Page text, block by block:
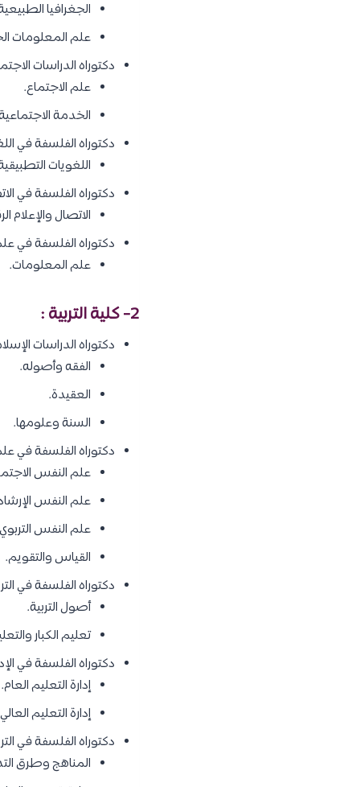
الجغرافيا
علم المعلومات
دكتوراه الدراسات
علم الاجتماع.
الخدمة
دكتوراه الفلسفة في
اللغويات
دكتوراه الفلسفة في
الاتصال والإعلام
دكتوراه الفلسفة في
علم المعلومات.
2- كلية التربية :
دكتوراه الدراسات
الفقه وأصوله.
العقيدة.
السنة وعلومها.
دكتوراه الفلسفة في
علم النفس
علم النفس
علم النفس
القياس والتقويم.
دكتوراه الفلسفة في
أصول التربية.
تعليم الكبار
دكتوراه الفلسفة في
إدارة التعليم العام.
إدارة التعليم
دكتوراه الفلسفة في
المناهج وطرق